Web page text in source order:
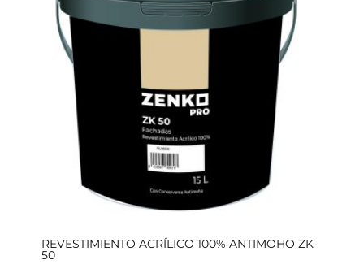
REVESTIMIENTO ACRÍLICO 100% ANTIMOHO ZK
50